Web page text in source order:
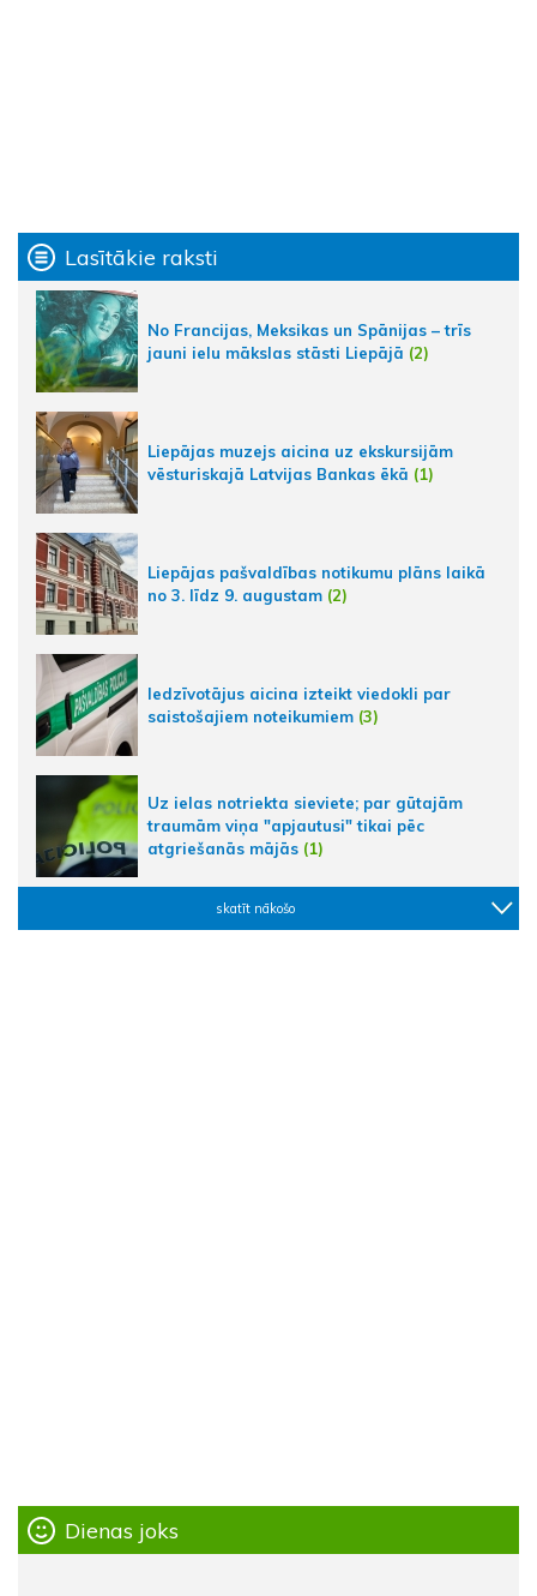
Lasītākie raksti
No Francijas, Meksikas un Spānijas – trīs
jauni ielu mākslas stāsti Liepājā (2)
Liepājas muzejs aicina uz ekskursijām
vēsturiskajā Latvijas Bankas ēkā (1)
Liepājas pašvaldības notikumu plāns laikā
no 3. līdz 9. augustam (2)
Iedzīvotājus aicina izteikt viedokli par
saistošajiem noteikumiem (3)
Uz ielas notriekta sieviete; par gūtajām
traumām viņa "apjautusi" tikai pēc
atgriešanās mājās (1)
skatīt nākošo
Dienas joks